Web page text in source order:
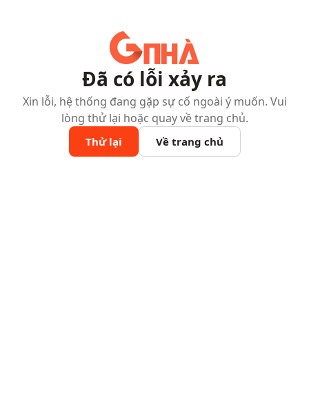
Đã có lỗi xảy ra
Xin lỗi, hệ thống đang gặp sự cố ngoài ý muốn. Vui
lòng thử lại hoặc quay về trang chủ.
Thử lại Về trang chủ